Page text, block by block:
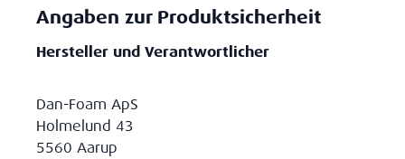
Angaben zur Produktsicherheit
Hersteller und Verantwortlicher
Dan-Foam ApS
Holmelund 43
5560 Aarup